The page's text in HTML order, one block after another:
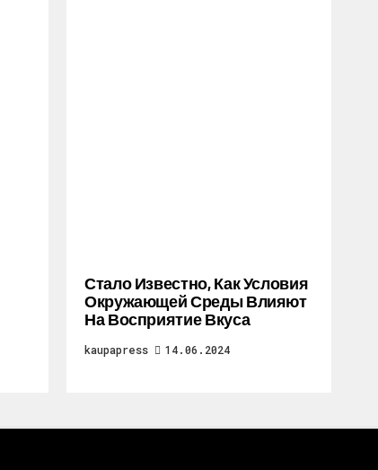
Стало Известно, Как Условия
Окружающей Среды Влияют
На Восприятие Вкуса
kaupapress 14.06.2024